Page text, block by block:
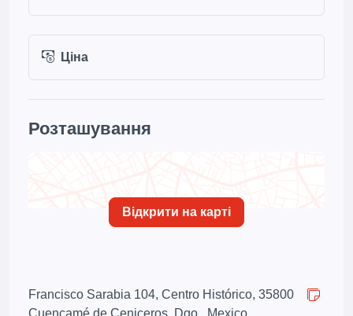
Ціна
Розташування
Відкрити на карті
Francisco Sarabia 104, Centro Histórico, 35800
Cuencamé de Ceniceros, Dgo., Mexico